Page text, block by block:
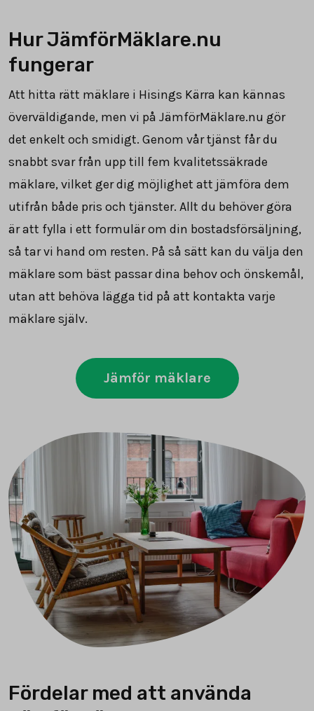
Hur JämförMäklare.nu
fungerar
Att hitta rätt mäklare i Hisings Kärra kan kännas
överväldigande, men vi på JämförMäklare.nu gör
det enkelt och smidigt. Genom vår tjänst får du
snabbt svar från upp till fem kvalitetssäkrade
mäklare, vilket ger dig möjlighet att jämföra dem
utifrån både pris och tjänster. Allt du behöver göra
är att fylla i ett formulär om din bostadsförsäljning,
så tar vi hand om resten. På så sätt kan du välja den
mäklare som bäst passar dina behov och önskemål,
utan att behöva lägga tid på att kontakta varje
mäklare själv.
Jämför mäklare
Fördelar med att använda